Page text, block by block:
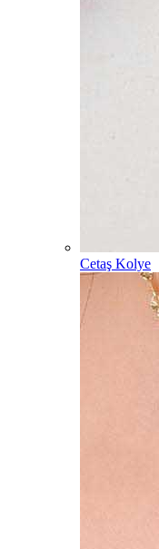
Cetaş Kolye